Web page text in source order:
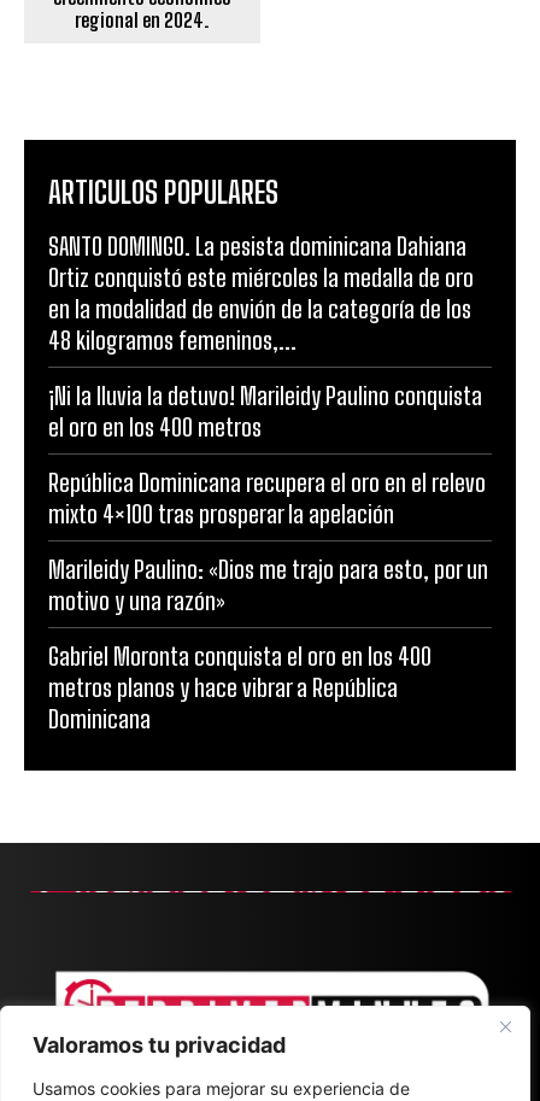
Valoramos tu privacidad
Usamos cookies para mejorar su experiencia de
regional en 2024.
ARTICULOS POPULARES
SANTO DOMINGO. La pesista dominicana Dahiana
Ortiz conquistó este miércoles la medalla de oro
en la modalidad de envión de la categoría de los
48 kilogramos femeninos,...
¡Ni la lluvia la detuvo! Marileidy Paulino conquista
el oro en los 400 metros
República Dominicana recupera el oro en el relevo
mixto 4×100 tras prosperar la apelación
Marileidy Paulino: «Dios me trajo para esto, por un
motivo y una razón»
Gabriel Moronta conquista el oro en los 400
metros planos y hace vibrar a República
Dominicana